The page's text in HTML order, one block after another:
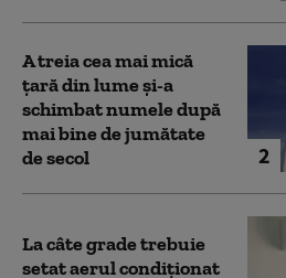
2
A treia cea mai mică
țară din lume și-a
schimbat numele după
mai bine de jumătate
de secol
La câte grade trebuie
setat aerul condiționat